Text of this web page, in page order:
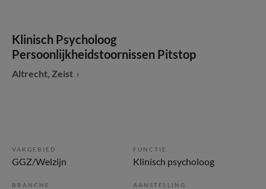
Klinisch Psycholoog
Persoonlijkheidstoornissen Pitstop
Altrecht, Zeist
VAKGEBIED
GGZ/Welzijn
FUNCTIE
Klinisch psycholoog
BRANCHE AANSTELLING